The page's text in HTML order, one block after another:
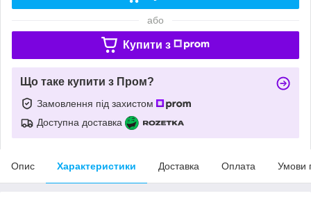
або
Купити з
Що таке купити з Пром?
Замовлення під захистом
Доступна доставка
Опис Характеристики Доставка Оплата Умови